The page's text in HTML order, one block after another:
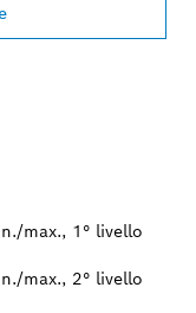
max., 1° livello
max., 2° livello